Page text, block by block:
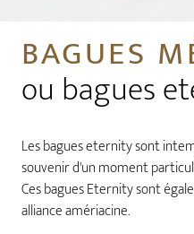
BAGUES
ou bagues
Les bagues eternity sont
souvenir d'un moment
Ces bagues Eternity sont
alliance amériacine.